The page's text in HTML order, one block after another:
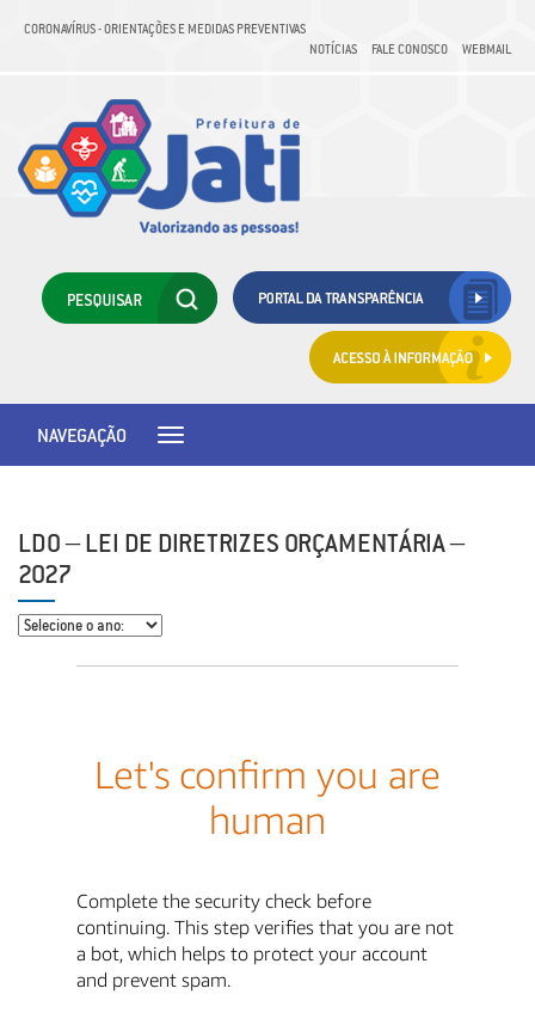
CORONAVÍRUS - ORIENTAÇÕES E MEDIDAS PREVENTIVAS
NOTÍCIAS
FALE CONOSCO WEBMAIL
Toggle
NAVEGAÇÃO
LDO – LEI DE DIRETRIZES ORÇAMENTÁRIA –
2027